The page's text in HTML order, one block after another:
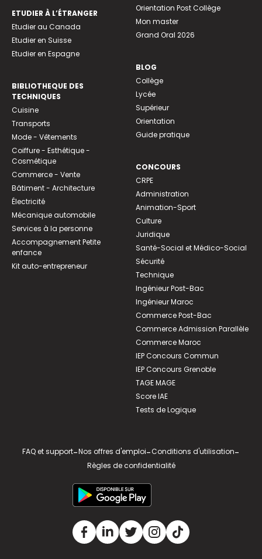
ETUDIER À L’ÉTRANGER
Etudier au Canada
Etudier en Suisse
Etudier en Espagne
BIBLIOTHEQUE DES
TECHNIQUES
Cuisine
Transports
Mode - Vêtements
Coiffure - Esthétique -
Cosmétique
Commerce - Vente
Bâtiment - Architecture
Électricité
Mécanique automobile
Services à la personne
Accompagnement Petite
enfance
Kit auto-entrepreneur
Orientation Post Collège
Mon master
Grand Oral 2026
BLOG
Collège
Lycée
Supérieur
Orientation
Guide pratique
CONCOURS
CRPE
Administration
Animation-Sport
Culture
Juridique
Santé-Social et Médico-Social
Sécurité
Technique
Ingénieur Post-Bac
Ingénieur Maroc
Commerce Post-Bac
Commerce Admission Parallèle
Commerce Maroc
IEP Concours Commun
IEP Concours Grenoble
TAGE MAGE
Score IAE
Tests de Logique
FAQ et support-Nos offres d'emploi-Conditions d'utilisation-
Règles de confidentialité